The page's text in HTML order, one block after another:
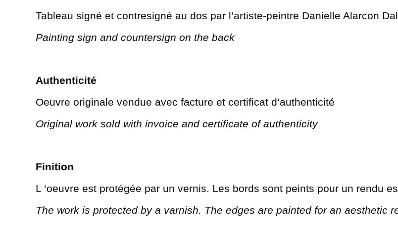
Tableau signé et contresigné au dos par l’artiste-peintre Danielle Alarcon
Painting sign and countersign on the back
Authenticité
Oeuvre originale vendue avec facture et certificat d’authenticité
Original work sold with invoice and certificate of authenticity
Finition
L ‘oeuvre est protégée par un vernis. Les bords sont peints pour un rendu
The work is protected by a varnish. The edges are painted for an aesthetic